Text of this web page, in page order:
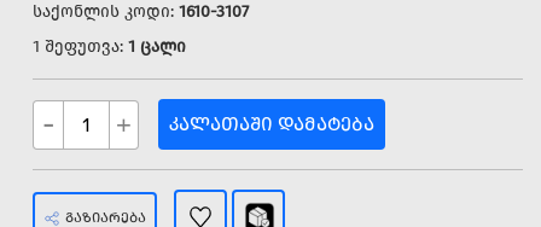
საქონლის კოდი: 1610-3107
1 შეფუთვა: 1 ცალი
- + ᲙᲐᲚᲐᲗᲐᲨᲘ ᲓᲐᲛᲐᲢᲔᲑᲐ
ᲒᲐᲖᲘᲐᲠᲔᲑᲐ